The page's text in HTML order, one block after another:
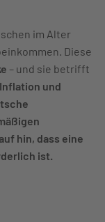
im Alter
Diese
– und sie betrifft
und
hin, dass eine
ist.